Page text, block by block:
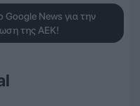
Google News για την
της ΑΕΚ!